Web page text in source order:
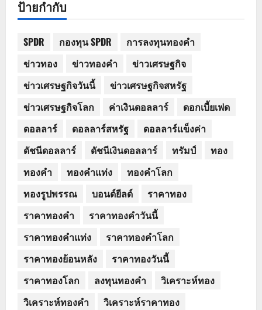
ป้ายกำกับ
SPDR กองทุน SPDR
การลงทุนทองคำ
ข่าวทอง
ข่าวทองคำ
ข่าวเศรษฐกิจ
ข่าวเศรษฐกิจวันนี้
ข่าวเศรษฐกิจสหรัฐ
ข่าวเศรษฐกิจโลก
ค่าเงินดอลลาร์
ดอกเบี้ยเฟด
ดอลลาร์
ดอลลาร์สหรัฐ
ดอลลาร์แข็งค่า
ดัชนีดอลลาร์
ดัชนีเงินดอลลาร์ ทรัมป์
ทอง
ทองคำ
ทองคำแท่ง
ทองคำโลก
ทองรูปพรรณ
บอนด์ยีลด์
ราคาทอง
ราคาทองคำ
ราคาทองคำวันนี้
ราคาทองคำแท่ง
ราคาทองคำโลก
ราคาทองย้อนหลัง
ราคาทองวันนี้
ราคาทองโลก
ลงทุนทองคำ
วิเคราะห์ทอง
วิเคราะห์ทองคำ
วิเคราะห์ราคาทอง